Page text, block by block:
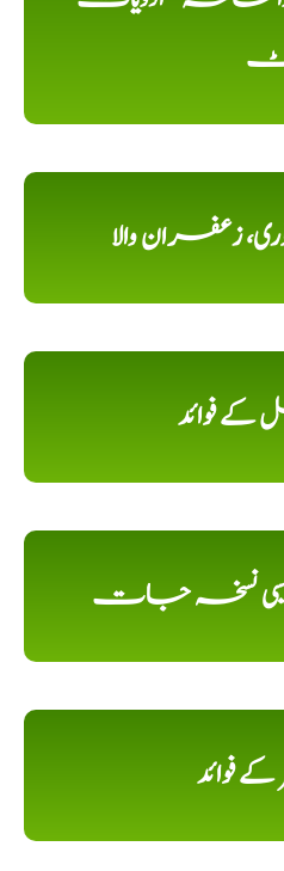
زعفران والا
فوائد
دیسی نسخہ جات
کے فوائد